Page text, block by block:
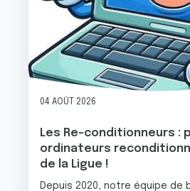
04 AOÛT 2026
Les Re-conditionneurs :
ordinateurs
de la Ligue !
Depuis 2020, notre équipe de